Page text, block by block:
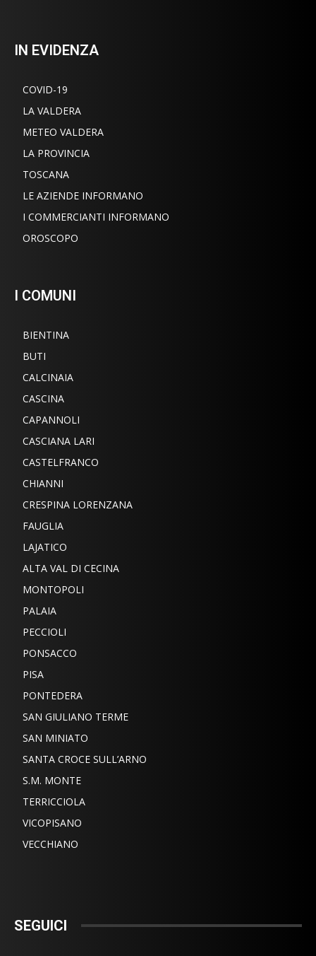
IN EVIDENZA
COVID-19
LA VALDERA
METEO VALDERA
LA PROVINCIA
TOSCANA
LE AZIENDE INFORMANO
I COMMERCIANTI INFORMANO
OROSCOPO
I COMUNI
BIENTINA
BUTI
CALCINAIA
CASCINA
CAPANNOLI
CASCIANA LARI
CASTELFRANCO
CHIANNI
CRESPINA LORENZANA
FAUGLIA
LAJATICO
ALTA VAL DI CECINA
MONTOPOLI
PALAIA
PECCIOLI
PONSACCO
PISA
PONTEDERA
SAN GIULIANO TERME
SAN MINIATO
SANTA CROCE SULL’ARNO
S.M. MONTE
TERRICCIOLA
VICOPISANO
VECCHIANO
SEGUICI